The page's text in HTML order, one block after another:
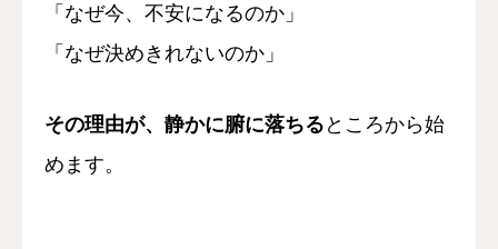
「なぜ今、不安になるのか」
「なぜ決めきれないのか」
その理由が、 静かに腑に落ちる ところから始
めます。